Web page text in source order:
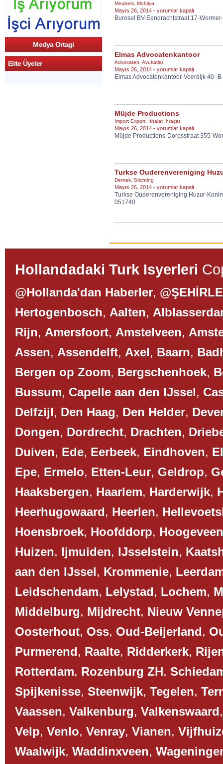
Medya Ortagi
Elite Üyeler
Meubels Mobilya
Mayıs 26, 2014 - Burosel
BV
yorumlar kapalı
Burosel BV-Eendrachtstraat 17-
Elmas Advocatenkantoor
Advocaten Avukatlar
Mayıs 26, 2014 - Elmas
Advocatenkantoor
yorumlar kapalı
Elmas Advocatenkantoor-Veerdijk 40 -
Müjde Productions
Import Export İthalat İhraçat
Mayıs 26, 2014 - Müjde
Productions
yorumlar kapalı
Müjde Productions-Dorpsstraat 355-
Turkse Ouderenvereniging
Dernek Stichting
Mayıs 26, 2014 - Turkse
Ouderenvereniging
yorumlar kapalı
Turkse Ouderenvereniging Huzur-
051740
Hollandadaki Turk Isyerleri
@Hollanda'dan Haberler,
Hertogenbosch, Aalten,
Rijn, Amersfoort, Amstelveen,
Assen, Assendelft, Axel, Baarn,
Bergen op Zoom, Bergschenhoek,
Bussum, Capelle aan den IJssel,
Delfzijl, Den Haag, Den Helder,
Dongen, Dordrecht, Drachten,
Duiven, Ede, Eerbeek, Eindhoven,
Epe, Ermelo, Etten-Leur, Geldrop,
Haaksbergen, Haarlem, Harderwijk,
Heerhugowaard, Heerlen,
Hoensbroek, Hoofddorp, Hoogeveen
Huizen, Ijmuiden, IJsselstein,
aan den IJssel, Krommenie,
Leidschendam, Lelystad, Lochem,
Middelburg, Mijdrecht, Nieuw
Oosterhout, Oss, Oud-Beijerland,
Purmerend, Raalte, Ridderkerk,
Rotterdam, Rozenburg ZH,
Spijkenisse, Steenwijk, Tegelen,
Vaassen, Valkenburg, Valkenswaard
Velp, Venlo, Venray, Vianen,
Waalwijk, Waddinxveen,